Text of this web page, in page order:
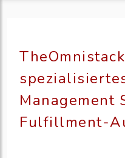
Management
Fulfillment-